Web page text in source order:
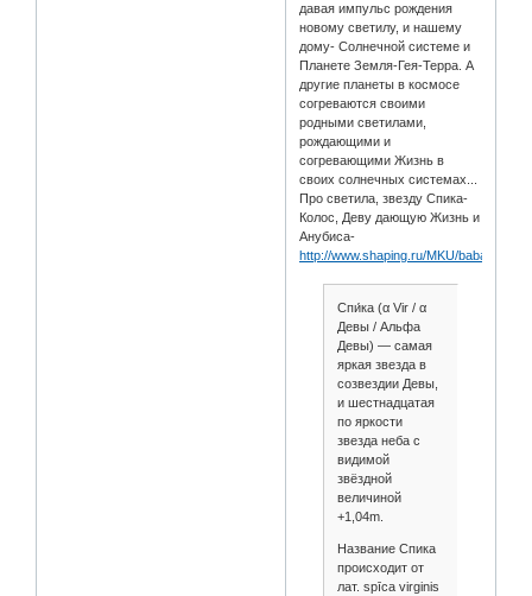
давая импульс рождения
новому светилу, и нашему
дому- Солнечной системе и
Планете Земля-Гея-Терра. А
другие планеты в космосе
согреваются своими
родными светилами,
рождающими и
согревающими Жизнь в
своих солнечных системах...
Про светила, звезду Спика-
Колос, Деву дающую Жизнь и
Анубиса-
http://www.shaping.ru/MKU/
Спи́ка (α Vir / α
Девы / Альфа
Девы) — самая
яркая звезда в
созвездии Девы,
и шестнадцатая
по яркости
звезда неба с
видимой
звёздной
величиной
+1,04m.
Название Спика
происходит от
лат. spīca virginis